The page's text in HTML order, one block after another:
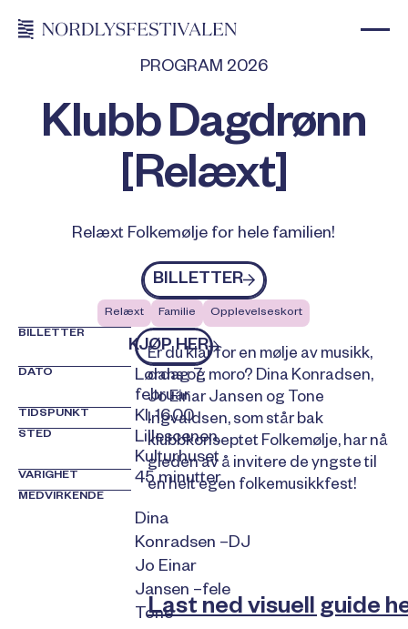
PROGRAM 2026
Klubb Dagdrønn
[Relæxt]
Relæxt Folkemølje for hele familien!
Billetter
BILLETTER
Relæxt Familie
Opplevelseskort
BILLETTER
kjøp billetter
KJØP HER
DATO
Lørdag 7.
februar
TIDSPUNKT Kl. 16.00
STED
Lillescenen,
Kulturhuset
VARIGHET 45 minutter
MEDVIRKENDE
Dina
Konradsen –DJ
Jo Einar
Jansen –fele
Tone
Er du klar for en mølje av musikk,
dans og moro? Dina Konradsen,
Jo Einar Jansen og Tone
Ingvaldsen, som står bak
klubbkonseptet Folkemølje, har nå
gleden av å invitere de yngste til
en helt egen folkemusikkfest!
Last ned visuell guide